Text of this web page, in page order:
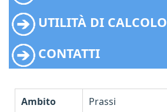
UTILITÀ DI CALCOLO
CONTATTI
Ambito
Prassi